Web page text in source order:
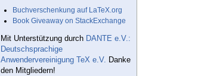
Buchverschenkung auf LaTeX.org
Book Giveaway on StackExchange
Mit Unterstützung durch DANTE e.V.:
Deutschsprachige
Anwendervereinigung TeX e.V. Danke
den Mitgliedern!